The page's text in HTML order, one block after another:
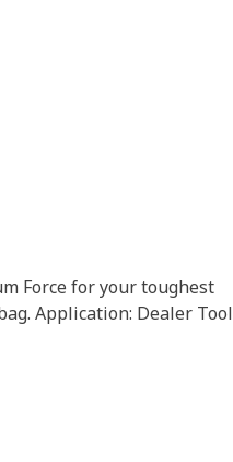
Force for your toughest
Application: Dealer Tool